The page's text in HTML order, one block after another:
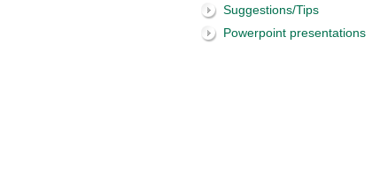
Suggestions/Tips
Powerpoint presentations